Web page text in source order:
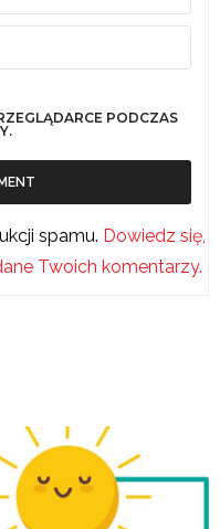
PODCZAS
spamu. Dowiedz się,
Twoich komentarzy.